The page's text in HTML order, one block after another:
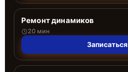
Ремонт динамиков
20 мин
Записаться